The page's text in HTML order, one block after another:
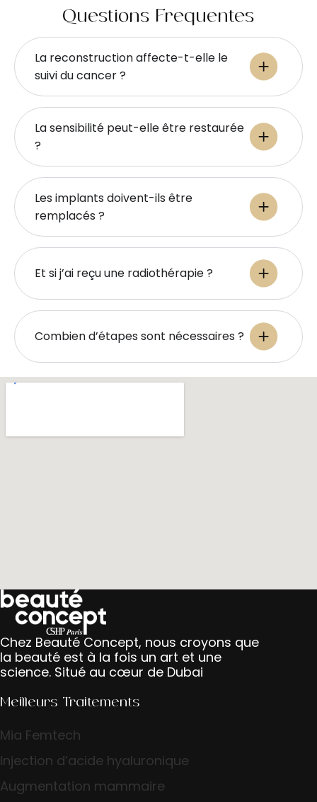
Questions Fréquentes
La reconstruction affecte-t-elle le
suivi du cancer ?
La sensibilité peut-elle être restaurée
?
Les implants doivent-ils être
remplacés ?
Et si j’ai reçu une radiothérapie ?
Combien d’étapes sont nécessaires ?
Chez Beauté Concept, nous croyons que
la beauté est à la fois un art et une
science. Situé au cœur de Dubai
Meilleurs Traitements
Mia Femtech
Injection d’acide hyaluronique
Augmentation mammaire